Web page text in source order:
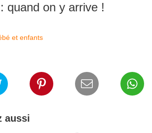
quand on y arrive !
et enfants
aussi